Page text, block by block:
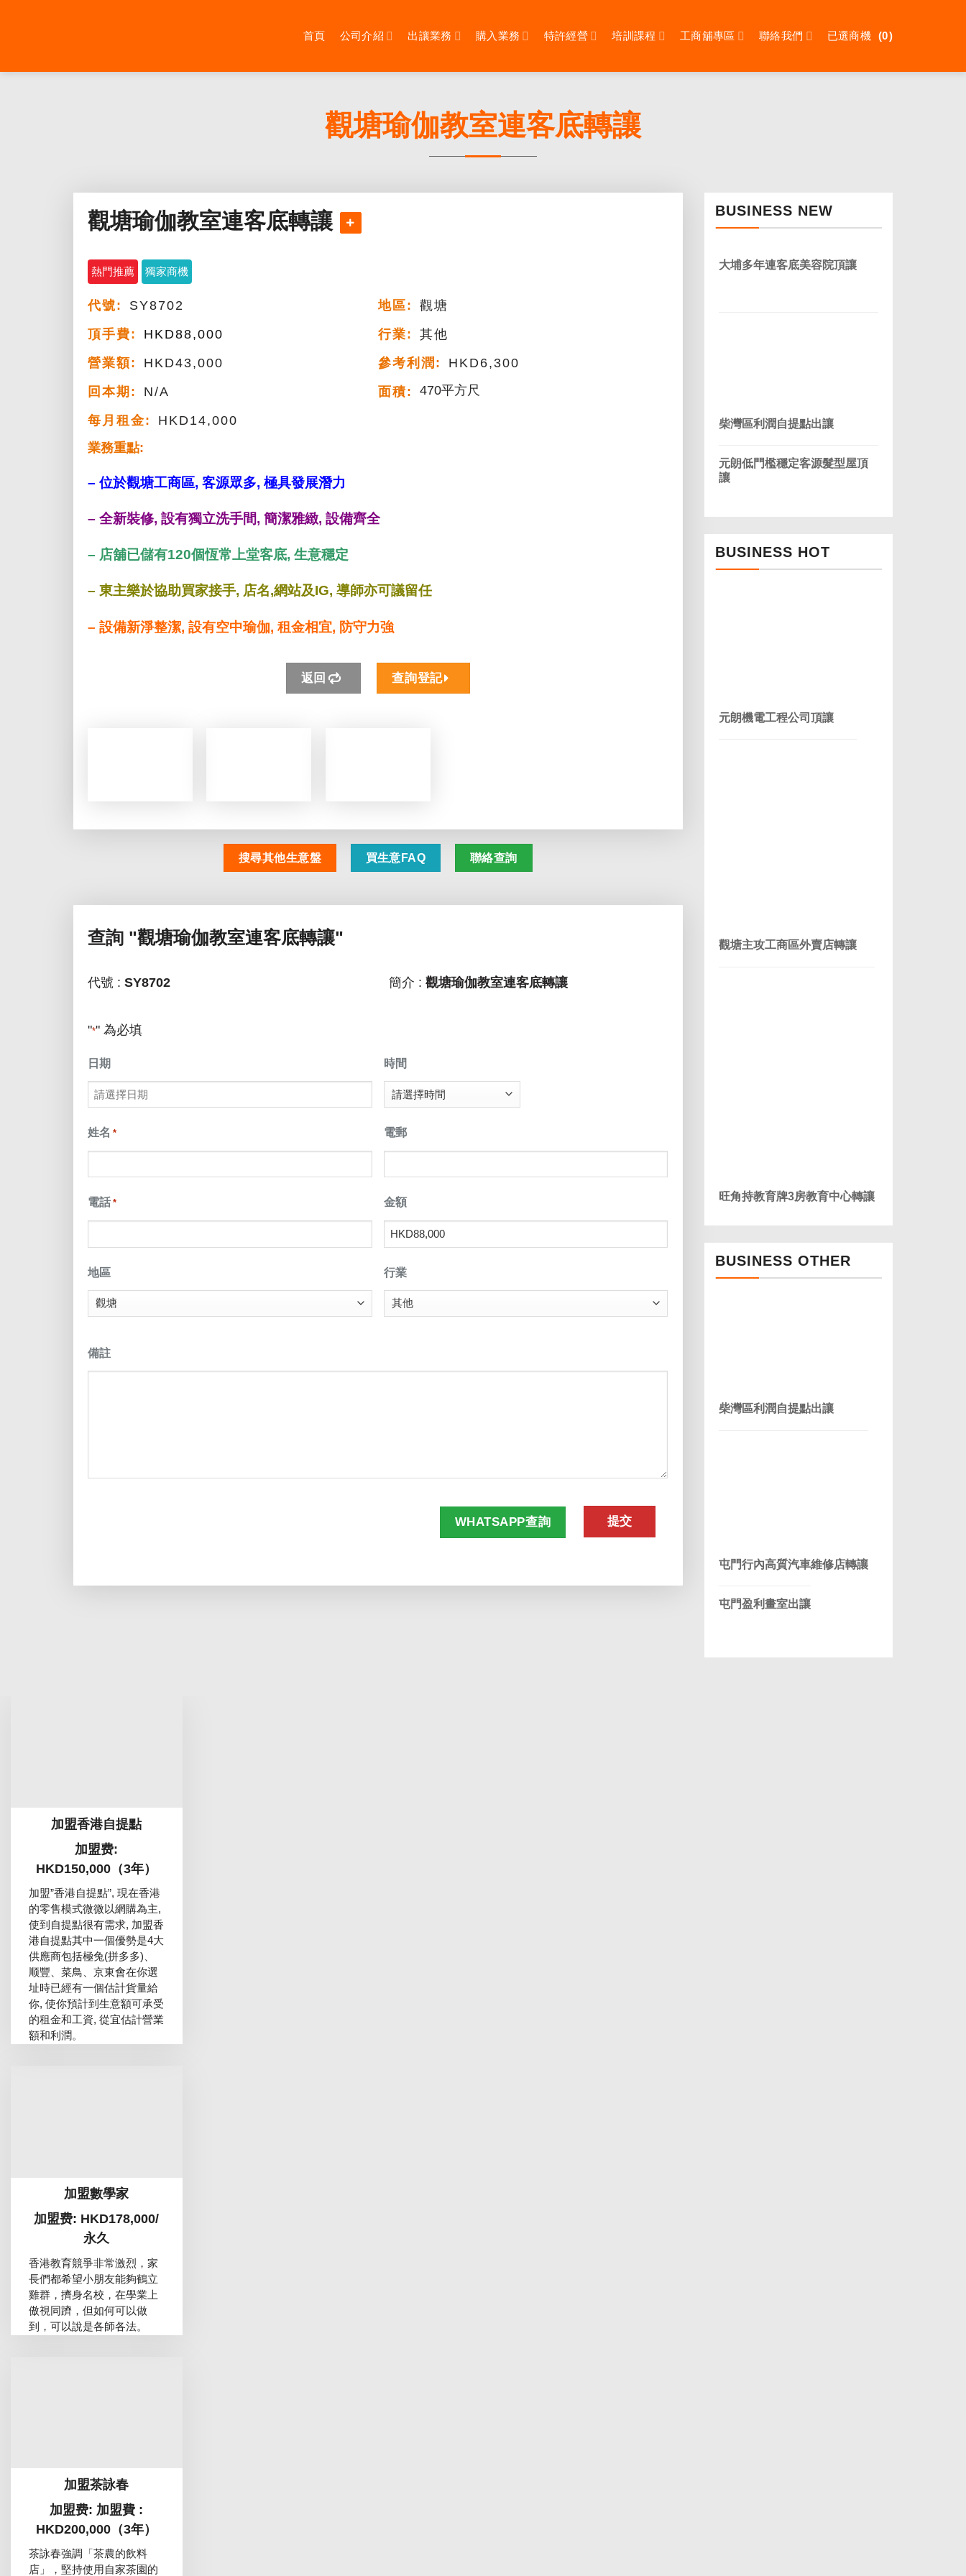
首頁 公司介紹 出讓業務 購入業務 特許經營 培訓課程 工商舖專區 聯絡我們 已選商機 0
觀塘瑜伽教室連客底轉讓
觀塘瑜伽教室連客底轉讓
熱門推薦 獨家商機
代號: SY8702 地區:
觀塘
頂手費:
HKD88,000 行業:
其他
營業額:
HKD43,000 參考利潤:
HKD6,300
回本期:
N/A 面積: 470平方尺
每月租金:
HKD14,000
業務重點:
– 位於觀塘工商區, 客源眾多, 極具發展潛力
– 全新裝修, 設有獨立洗手間, 簡潔雅緻, 設備齊全
– 店舖已儲有120個恆常上堂客底, 生意穩定
– 東主樂於協助買家接手, 店名,網站及IG, 導師亦可議留任
– 設備新淨整潔, 設有空中瑜伽, 租金相宜, 防守力強
返回 查詢登記
搜尋其他生意盤 買生意FAQ 聯絡查詢
查詢 "觀塘瑜伽教室連客底轉讓"
代號 : SY8702 簡介 : 觀塘瑜伽教室連客底轉讓
"*" 為必填
日期
MM
slash
YYYY
時間
姓名 * 電郵
電話 * 金額
地區 行業
備註
WHATSAPP查詢
BUSINESS NEW
大埔多年連客底美容院頂讓
柴灣區利潤自提點出讓
元朗低門檻穩定客源髮型屋頂
讓
BUSINESS HOT
元朗機電工程公司頂讓
觀塘主攻工商區外賣店轉讓
旺角持教育牌3房教育中心轉讓
BUSINESS OTHER
柴灣區利潤自提點出讓
屯門行內高質汽車維修店轉讓
屯門盈利畫室出讓
加盟香港自提點
加盟费:
HKD150,000（3年）
加盟”香港自提點”, 現在香港
的零售模式微微以網購為主,
使到自提點很有需求, 加盟香
港自提點其中一個優勢是4大
供應商包括極兔(拼多多)、
顺豐、菜鳥、京東會在你選
址時已經有一個估計貨量給
你, 使你預計到生意額可承受
的租金和工資, 從宜估計營業
額和利潤。
加盟數學家
加盟费: HKD178,000/
永久
香港教育競爭非常激烈，家
長們都希望小朋友能夠鶴立
雞群，擠身名校，在學業上
傲視同躋，但如何可以做
到，可以說是各師各法。
加盟茶詠春
加盟费: 加盟費 :
HKD200,000（3年）
茶詠春強調「茶農的飲料
店」，堅持使用自家茶園的